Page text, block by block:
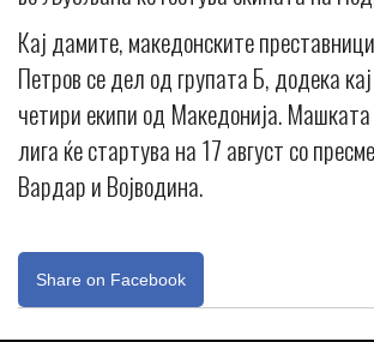
Кај дамите, македонските
Петров се дел од групата Б, додека
четири екипи од Македонија.
лига ќе стартува на 17 август со
Вардар и Војводина.
Share on Facebook